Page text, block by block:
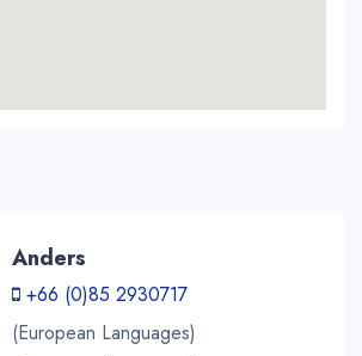
Anders
+66 (0)85 2930717
(European Languages)